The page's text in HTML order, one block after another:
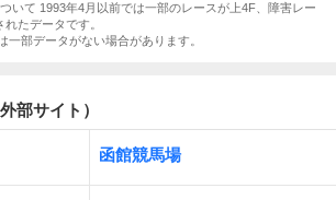
いて 1993年4月以前では一部のレースが上4F、障害レー
たデータです。
部データがない場合があります。
部サイト）
函館競馬場